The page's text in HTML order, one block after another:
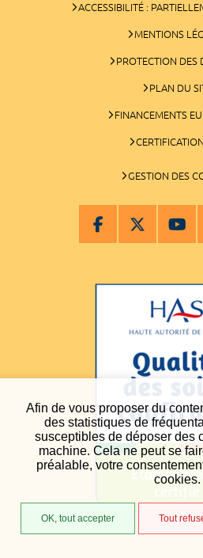
Afin de vous proposer du
des statistiques de
susceptibles de déposer des
machine. Cela ne peut se
préalable, votre
cookies.
OK, tout accepter Tout
ACCESSIBILITÉ :
MENTIONS
PROTECTION DES
PLAN DU
FINANCEMENTS
GESTION DES